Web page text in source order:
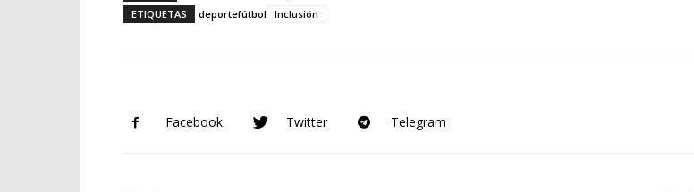
ETIQUETAS
deportefútbol Inclusión
Facebook Twitter Telegram